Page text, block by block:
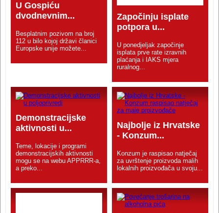
U Gospiću
dvodnevnim...
Besplatnim pozivom na broj
112 u bilo kojoj državi članici
Europske unije možete...
Započinju isplate
potpora u...
U ponedjeljak započinje
isplata prve rate izravnih
plaćanja i IAKS mjera
ruralnog...
Demonstracijske
aktivnosti u...
Teme, lokacije i programi
demonstracijskih aktivnosti
mogu se na webu APPRRR-a,
a preko...
Najbolje iz Hrvatske
- Konzum...
Konzum je raspisao natječaj
za uvrštenje proizvoda malih
lokalnih proizvođača u svoju...